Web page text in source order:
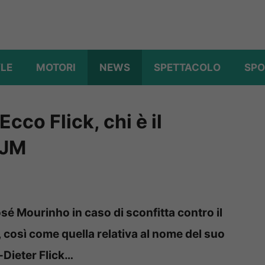
MOTORI NEWS SPETTACOLO
Flick, chi è il
Mourinho in caso di sconfitta contro il
come quella relativa al nome del suo
Dieter Flick…